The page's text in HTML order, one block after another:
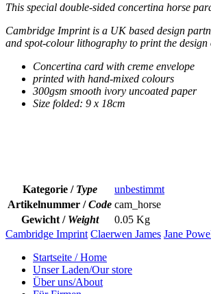
This special double-sided concertina horse
Cambridge Imprint is a UK based design
and spot-colour lithography to print the
Concertina card with creme envelope
printed with hand-mixed colours
300gsm smooth ivory uncoated paper
Size folded: 9 x 18cm
Kategorie / Type
unbestimmt
Artikelnummer /Code cam_horse
Gewicht / Weight
0.05 Kg
Cambridge Imprint Claerwen James Jane
Startseite / Home
Unser Laden/Our store
Über uns/About